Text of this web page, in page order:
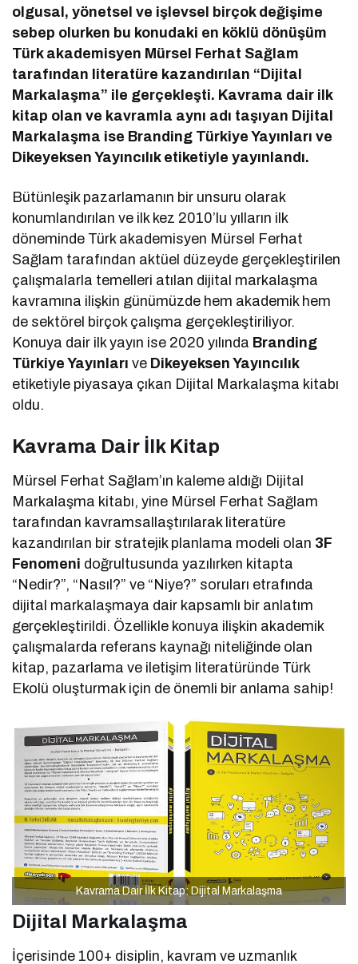
olgusal, yönetsel ve işlevsel birçok değişime
sebep olurken bu konudaki en köklü dönüşüm
Türk akademisyen Mürsel Ferhat Sağlam
tarafından literatüre kazandırılan “Dijital
Markalaşma” ile gerçekleşti. Kavrama dair ilk
kitap olan ve kavramla aynı adı taşıyan Dijital
Markalaşma ise Branding Türkiye Yayınları ve
Dikeyeksen Yayıncılık etiketiyle yayınlandı.
Bütünleşik pazarlamanın bir unsuru olarak
konumlandırılan ve ilk kez 2010’lu yılların ilk
döneminde Türk akademisyen Mürsel Ferhat
Sağlam tarafından aktüel düzeyde gerçekleştirilen
çalışmalarla temelleri atılan dijital markalaşma
kavramına ilişkin günümüzde hem akademik hem
de sektörel birçok çalışma gerçekleştiriliyor.
Konuya dair ilk yayın ise 2020 yılında Branding
Türkiye Yayınları ve Dikeyeksen Yayıncılık
etiketiyle piyasaya çıkan Dijital Markalaşma kitabı
oldu.
Kavrama Dair İlk Kitap
Mürsel Ferhat Sağlam’ın kaleme aldığı Dijital
Markalaşma kitabı, yine Mürsel Ferhat Sağlam
tarafından kavramsallaştırılarak literatüre
kazandırılan bir stratejik planlama modeli olan 3F
Fenomeni doğrultusunda yazılırken kitapta
“Nedir?”, “Nasıl?” ve “Niye?” soruları etrafında
dijital markalaşmaya dair kapsamlı bir anlatım
gerçekleştirildi. Özellikle konuya ilişkin akademik
çalışmalarda referans kaynağı niteliğinde olan
kitap, pazarlama ve iletişim literatüründe Türk
Ekolü oluşturmak için de önemli bir anlama sahip!
Kavrama Dair İlk Kitap: Dijital Markalaşma
Dijital Markalaşma
İçerisinde 100+ disiplin, kavram ve uzmanlık